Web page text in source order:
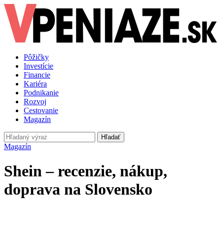
Pôžičky
Investície
Financie
Kariéra
Podnikanie
Rozvoj
Cestovanie
Magazín
Hľadať
Magazín
Shein – recenzie, nákup,
doprava na Slovensko